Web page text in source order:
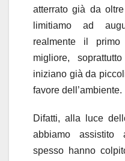
atterrato già da
limitiamo ad
realmente il
migliore,
iniziano già da
favore dell’ambiente.
Difatti, alla luce
abbiamo
spesso hanno